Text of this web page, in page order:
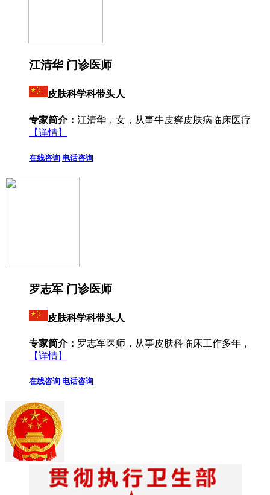
江清华 门诊医师
皮肤科学科带头人
专家简介： 江清华，女，从事牛皮癣皮肤病临床医疗
【详情】
在线咨询 电话咨询
罗志军 门诊医师
皮肤科学科带头人
专家简介： 罗志军医师，从事皮肤科临床工作多年，
【详情】
在线咨询 电话咨询